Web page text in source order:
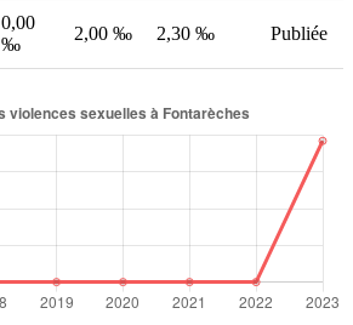
0,00
‰
2,00 ‰ 2,30 ‰ Publiée